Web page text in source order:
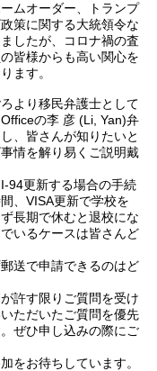
ムオーダー、トランプ
策に関する大統領令な
したが、コロナ禍の査
皆様からも高い関心を
ます。
より移民弁護士として
の李 彦 (Li, Yan)弁
、皆さんが知りたいと
情を解り易くご説明戴
94更新する場合の手続
、VISA更新で学校を
長期で休むと退校にな
いるケースは皆さんど
送で申請できるのはど
許す限りご質問を受け
ただいたご質問を優先
ぜひ申し込みの際にご
をお待ちしています。